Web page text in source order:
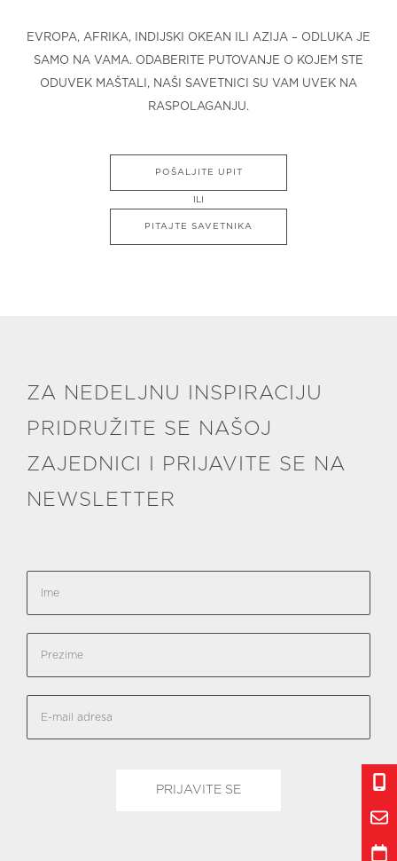
EVROPA, AFRIKA, INDIJSKI OKEAN ILI AZIJA – ODLUKA JE
SAMO NA VAMA. ODABERITE PUTOVANJE O KOJEM STE
ODUVEK MAŠTALI, NAŠI SAVETNICI SU VAM UVEK NA
RASPOLAGANJU.
POŠALJITE UPIT
ILI
PITAJTE SAVETNIKA
ZA NEDELJNU INSPIRACIJU
PRIDRUŽITE SE NAŠOJ
ZAJEDNICI I PRIJAVITE SE NA
NEWSLETTER